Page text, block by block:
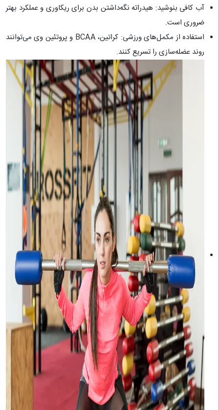
آب کافی بنوشید: هیدراته نگه‌داشتن بدن برای ریکاوری و عملکرد بهتر
ضروری است.
استفاده از مکمل‌های ورزشی: کراتین، BCAA و پروتئین وی می‌توانند
روند عضله‌سازی را تسریع کنند.